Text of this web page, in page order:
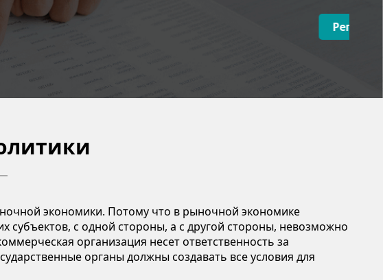
экономики. Потому что в рыночной экономике
субъектов, с одной стороны, а с другой стороны, невозможно
организация несет ответственность за
органы должны создавать все условия для